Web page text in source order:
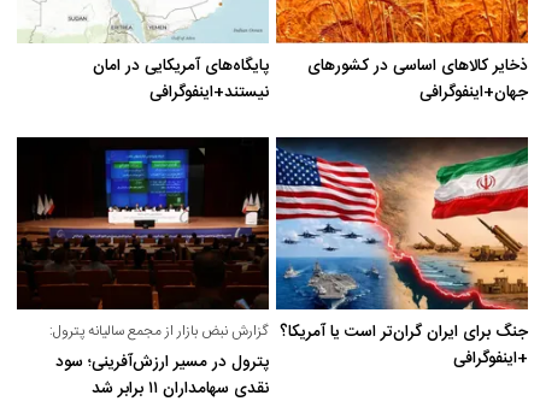
ذخایر کالاهای اساسی در کشورهای
جهان+اینفوگرافی
پایگاه‌های آمریکایی در امان
نیستند+اینفوگرافی
جنگ برای ایران گران‌تر است یا آمریکا؟
+اینفوگرافی
گزارش نبض بازار از مجمع سالیانه پترول:
پترول در مسیر ارزش‌آفرینی؛ سود
نقدی سهامداران ۱۱ برابر شد